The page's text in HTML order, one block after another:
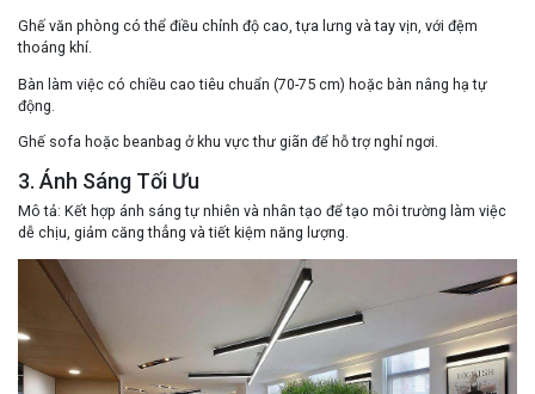
Ghế văn phòng có thể điều chỉnh độ cao, tựa lưng và tay vịn, với đệm
thoáng khí.
Bàn làm việc có chiều cao tiêu chuẩn (70-75 cm) hoặc bàn nâng hạ tự
động.
Ghế sofa hoặc beanbag ở khu vực thư giãn để hỗ trợ nghỉ ngơi.
3. Ánh Sáng Tối Ưu
Mô tả: Kết hợp ánh sáng tự nhiên và nhân tạo để tạo môi trường làm việc
dễ chịu, giảm căng thẳng và tiết kiệm năng lượng.